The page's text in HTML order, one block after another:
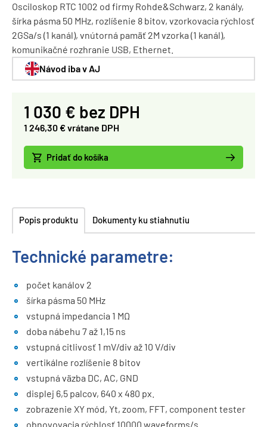
Osciloskop RTC 1002 od firmy Rohde&Schwarz, 2 kanály,
šírka pásma 50 MHz, rozlíšenie 8 bitov, vzorkovacia rýchlosť
2GSa/s (1 kanál), vnútorná pamäť 2M vzorka (1 kanál),
komunikačné rozhranie USB, Ethernet.
Návod iba v AJ
1 030 € bez DPH
1 246,30 € vrátane DPH
Pridať do košíka
Popis produktu Dokumenty ku stiahnutiu
Technické parametre:
počet kanálov 2
šírka pásma 50 MHz
vstupná impedancia 1 MΩ
doba nábehu 7 až 1,15 ns
vstupná citlivosť 1 mV/div až 10 V/div
vertikálne rozlíšenie 8 bitov
vstupná väzba DC, AC, GND
displej 6,5 palcov, 640 x 480 px.
zobrazenie XY mód, Yt, zoom, FFT, component tester
obnovovacia rýchlosť 10000 waveforms/s